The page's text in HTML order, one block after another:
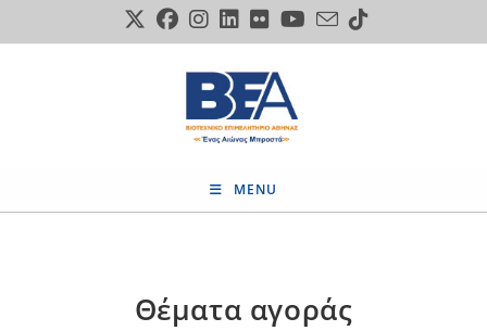
to
MENU
Θέματα αγοράς